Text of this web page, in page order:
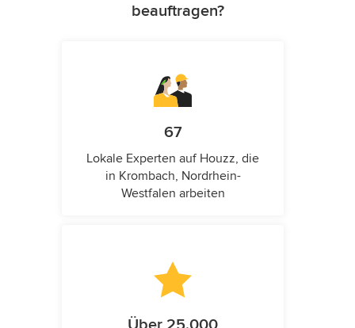
beauftragen?
67
Lokale Experten auf Houzz, die
in Krombach, Nordrhein-
Westfalen arbeiten